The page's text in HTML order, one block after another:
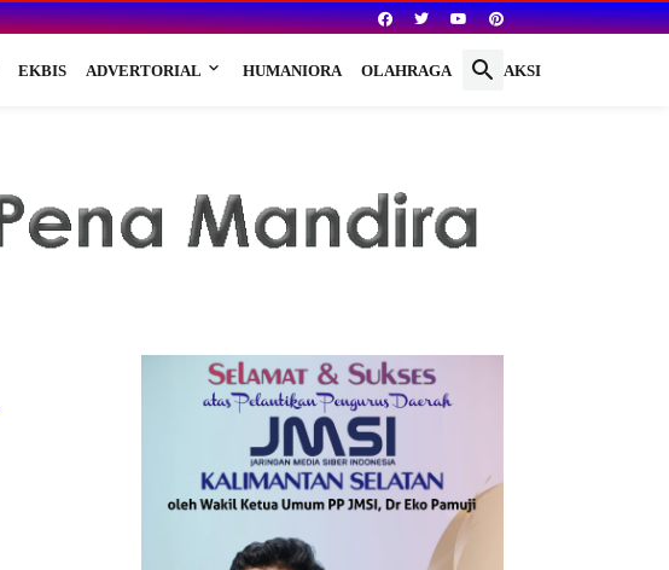
EKBIS ADVERTORIAL HUMANIORA OLAHRAGA REDAKSI